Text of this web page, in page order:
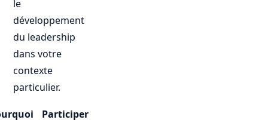
le
développement
du leadership
dans votre
contexte
particulier.
Participer